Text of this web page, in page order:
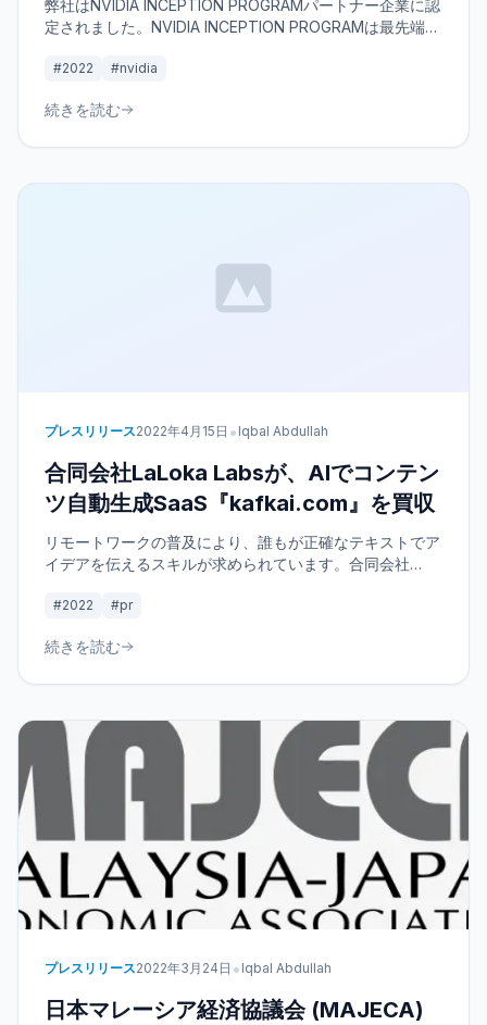
弊社はNVIDIA INCEPTION PROGRAMパートナー企業に認
定されました。NVIDIA INCEPTION PROGRAMは最先端の
チャーキャピタリストとのつながり、企業の認知度を高め
アップがより早く進化するのを支援する無料のプログラム
#2022 #nvidia
続きを読む
プレスリリース2022年4月15日 • Iqbal Abdullah
合同会社LaLoka Labsが、AIでコンテン
ツ自動生成SaaS『kafkai.com』を買収
リモートワークの普及により、誰もが正確なテキストでア
イデアを伝えるスキルが求められています。合同会社
コンテンツ自動生成であなたの発信力を最大化します。効
しょう。
#2022 #pr
続きを読む
プレスリリース2022年3月24日 • Iqbal Abdullah
日本マレーシア経済協議会 (MAJECA)